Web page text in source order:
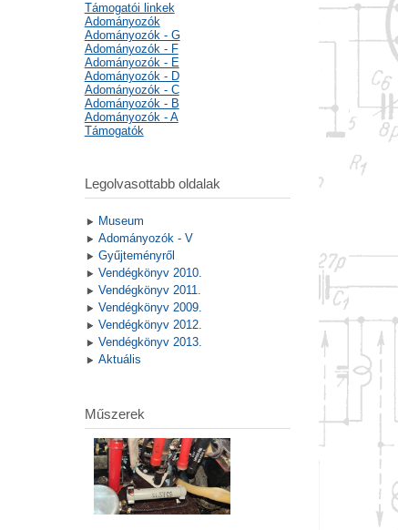
Támogatói linkek
Adományozók
Adományozók - G
Adományozók - F
Adományozók - E
Adományozók - D
Adományozók - C
Adományozók - B
Adományozók - A
Támogatók
Legolvasottabb oldalak
Museum
Adományozók - V
Gyűjteményről
Vendégkönyv 2010.
Vendégkönyv 2011.
Vendégkönyv 2009.
Vendégkönyv 2012.
Vendégkönyv 2013.
Aktuális
Műszerek